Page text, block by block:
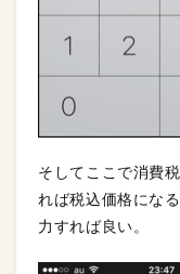
そしてここで消費
れば税込価格にな
力すれば良い。